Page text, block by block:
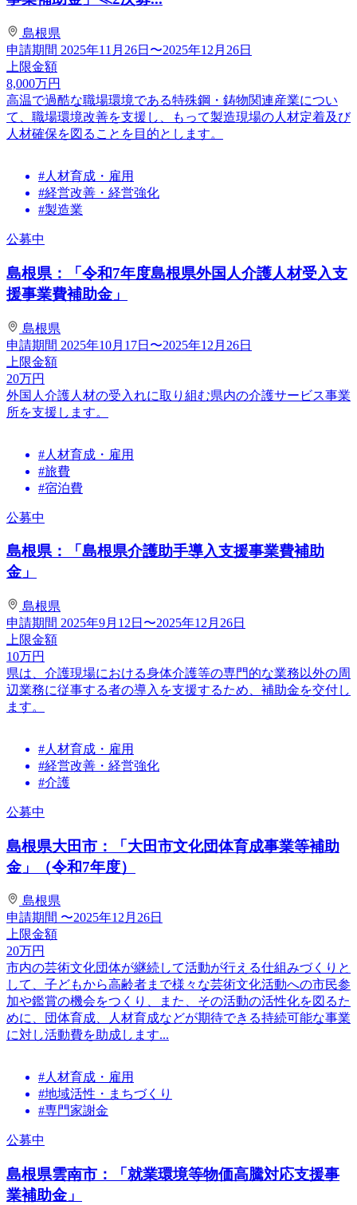
島根県
申請期間 2025年11月26日〜2025年12月26日
上限金額
8,000万円
高温で過酷な職場環境である特殊鋼・鋳物関連産業につい
て、職場環境改善を支援し、もって製造現場の人材定着及び
人材確保を図ることを目的とします。
#人材育成・雇用
#経営改善・経営強化
#製造業
公募中
島根県：「令和7年度島根県外国人介護人材受入支
援事業費補助金」
島根県
申請期間 2025年10月17日〜2025年12月26日
上限金額
20万円
外国人介護人材の受入れに取り組む県内の介護サービス事業
所を支援します。
#人材育成・雇用
#旅費
#宿泊費
公募中
島根県：「島根県介護助手導入支援事業費補助
金」
島根県
申請期間 2025年9月12日〜2025年12月26日
上限金額
10万円
県は、介護現場における身体介護等の専門的な業務以外の周
辺業務に従事する者の導入を支援するため、補助金を交付し
ます。
#人材育成・雇用
#経営改善・経営強化
#介護
公募中
島根県大田市：「大田市文化団体育成事業等補助
金」（令和7年度）
島根県
申請期間 〜2025年12月26日
上限金額
20万円
市内の芸術文化団体が継続して活動が行える仕組みづくりと
して、子どもから高齢者まで様々な芸術文化活動への市民参
加や鑑賞の機会をつくり、また、その活動の活性化を図るた
めに、団体育成、人材育成などが期待できる持続可能な事業
に対し活動費を助成します...
#人材育成・雇用
#地域活性・まちづくり
#専門家謝金
公募中
島根県雲南市：「就業環境等物価高騰対応支援事
業補助金」